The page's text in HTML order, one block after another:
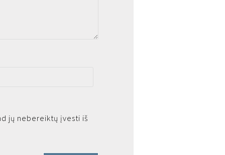
jų nebereiktų įvesti iš